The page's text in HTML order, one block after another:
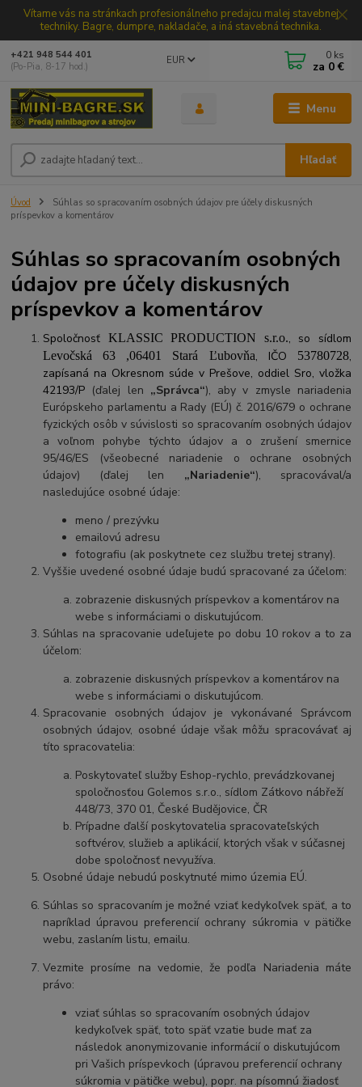
Vítame vás na stránkach profesionálneho predajcu malej stavebnej
techniky. Bagre, dumpre, nakladače, a iná stavebná technika.
Menu
EUR
Hľadať
+421 948 544 401
(Po-Pia, 8-17 hod.)
0 ks
za 0 €
Úvod
Súhlas so spracovaním osobných údajov pre účely diskusných
príspevkov a komentárov
Súhlas so spracovaním osobných
údajov pre účely diskusných
príspevkov a komentárov
Spoločnosť KLASSIC PRODUCTION s.r.o., so sídlom
Levočská 63 ,06401 Stará Ľubovňa, IČO 53780728,
zapísaná na Okresnom súde v Prešove, oddiel Sro, vložka
42193/P (ďalej len „Správca“), aby v zmysle nariadenia
Európskeho parlamentu a Rady (EÚ) č. 2016/679 o ochrane
fyzických osôb v súvislosti so spracovaním osobných údajov
a voľnom pohybe týchto údajov a o zrušení smernice
95/46/ES (všeobecné nariadenie o ochrane osobných
údajov) (ďalej len „Nariadenie“), spracovával/a
nasledujúce osobné údaje:
meno / prezývku
emailovú adresu
fotografiu (ak poskytnete cez službu tretej strany).
Vyššie uvedené osobné údaje budú spracované za účelom:
zobrazenie diskusných príspevkov a komentárov na
webe s informáciami o diskutujúcom.
Súhlas na spracovanie udeľujete po dobu 10 rokov a to za
účelom:
zobrazenie diskusných príspevkov a komentárov na
webe s informáciami o diskutujúcom.
Spracovanie osobných údajov je vykonávané Správcom
osobných údajov, osobné údaje však môžu spracovávať aj
títo spracovatelia:
Poskytovateľ služby Eshop-rychlo, prevádzkovanej
spoločnosťou Golemos s.r.o., sídlom Zátkovo nábřeží
448/73, 370 01, České Budějovice, ČR
Prípadne ďalší poskytovatelia spracovateľských
softvérov, služieb a aplikácií, ktorých však v súčasnej
dobe spoločnosť nevyužíva.
Osobné údaje nebudú poskytnuté mimo územia EÚ.
Súhlas so spracovaním je možné vziať kedykoľvek späť, a to
napríklad úpravou preferencií ochrany súkromia v pätičke
webu, zaslaním listu, emailu.
Vezmite prosíme na vedomie, že podľa Nariadenia máte
právo:
vziať súhlas so spracovaním osobných údajov
kedykoľvek späť, toto späť vzatie bude mať za
následok anonymizovanie informácií o diskutujúcom
pri Vašich príspevkoch (úpravou preferencií ochrany
súkromia v pätičke webu), popr. na písomnú žiadosť